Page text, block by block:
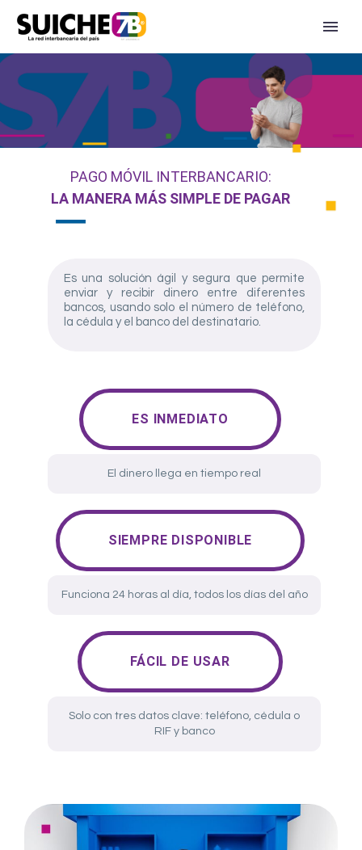
PAGO MÓVIL INTERBANCARIO:
LA MANERA MÁS SIMPLE DE PAGAR
Es una solución ágil y segura que permite
enviar y recibir dinero entre diferentes
bancos, usando solo el número de teléfono,
la cédula y el banco del destinatario.
ES INMEDIATO
El dinero llega en tiempo real
SIEMPRE DISPONIBLE
Funciona 24 horas al día, todos los días del año
FÁCIL DE USAR
Solo con tres datos clave: teléfono, cédula o
RIF y banco